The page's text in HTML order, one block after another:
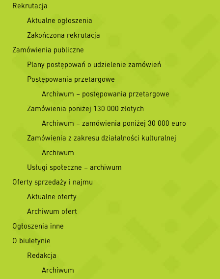
Rekrutacja
Aktualne ogłoszenia
Zakończona rekrutacja
Zamówienia publiczne
Plany postępowań o udzielenie zamówień
Postępowania przetargowe
Archiwum – postępowania przetargowe
Zamówienia poniżej 130 000 złotych
Archiwum – zamówienia poniżej 30 000 euro
Zamówienia z zakresu działalności kulturalnej
Archiwum
Usługi społeczne – archiwum
Oferty sprzedaży i najmu
Aktualne oferty
Archiwum ofert
Ogłoszenia inne
O biuletynie
Redakcja
Archiwum